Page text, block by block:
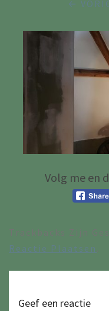
←
Volg me en
Reactie Plaatsen
Geef een reactie